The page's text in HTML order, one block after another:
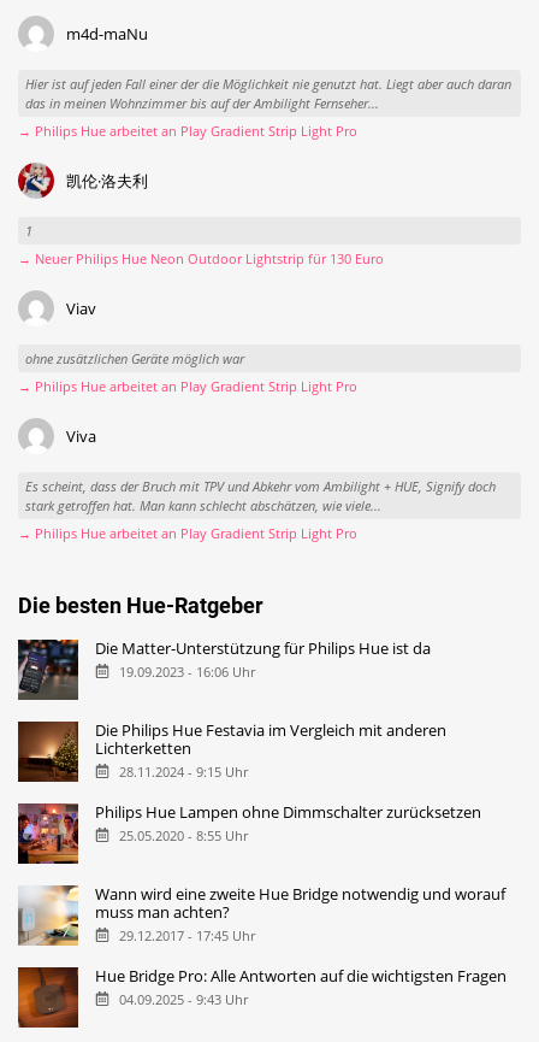
m4d-maNu
Hier ist auf jeden Fall einer der die Möglichkeit nie genutzt hat. Liegt aber auch daran
das in meinen Wohnzimmer bis auf der Ambilight Fernseher...
→ Philips Hue arbeitet an Play Gradient Strip Light Pro
凯伦·洛夫利
1
→ Neuer Philips Hue Neon Outdoor Lightstrip für 130 Euro
Viav
ohne zusätzlichen Geräte möglich war
→ Philips Hue arbeitet an Play Gradient Strip Light Pro
Viva
Es scheint, dass der Bruch mit TPV und Abkehr vom Ambilight + HUE, Signify doch
stark getroffen hat. Man kann schlecht abschätzen, wie viele...
→ Philips Hue arbeitet an Play Gradient Strip Light Pro
Die besten Hue-Ratgeber
Die Matter-Unterstützung für Philips Hue ist da
19.09.2023 - 16:06 Uhr
Die Philips Hue Festavia im Vergleich mit anderen
Lichterketten
28.11.2024 - 9:15 Uhr
Philips Hue Lampen ohne Dimmschalter zurücksetzen
25.05.2020 - 8:55 Uhr
Wann wird eine zweite Hue Bridge notwendig und worauf
muss man achten?
29.12.2017 - 17:45 Uhr
Hue Bridge Pro: Alle Antworten auf die wichtigsten Fragen
04.09.2025 - 9:43 Uhr